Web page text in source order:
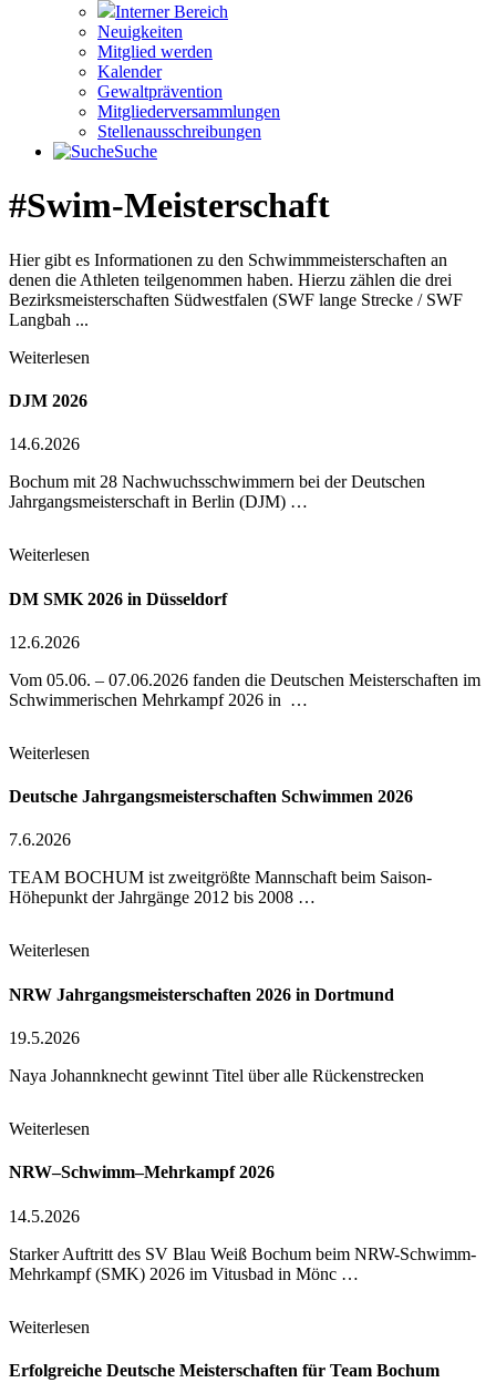
Interner Bereich
Neuigkeiten
Mitglied werden
Kalender
Gewaltprävention
Mitglieder­versammlungen
Stellen­aus­schrei­bungen
Suche
#Swim-Meister­schaft
Hier gibt es Informationen zu den Schwimmmeisterschaften an
denen die Athleten teilgenommen haben. Hierzu zählen die drei
Bezirksmeisterschaften Südwestfalen (SWF lange Strecke / SWF
Langbah ...
Weiterlesen
DJM 2026
14.6.2026
Bochum mit 28 Nachwuchsschwimmern bei der Deutschen
Jahrgangsmeisterschaft in Berlin (DJM) …
Weiterlesen
DM SMK 2026 in Düsseldorf
12.6.2026
Vom 05.06. – 07.06.2026 fanden die Deutschen Meisterschaften im
Schwimmerischen Mehrkampf 2026 in …
Weiterlesen
Deutsche Jahrgangsmeisterschaften Schwimmen 2026
7.6.2026
TEAM BOCHUM ist zweitgrößte Mannschaft beim Saison-
Höhepunkt der Jahrgänge 2012 bis 2008 …
Weiterlesen
NRW Jahrgangsmeisterschaften 2026 in Dortmund
19.5.2026
Naya Johannknecht gewinnt Titel über alle Rückenstrecken
Weiterlesen
NRW–Schwimm–Mehrkampf 2026
14.5.2026
Starker Auftritt des SV Blau Weiß Bochum beim NRW-Schwimm-
Mehrkampf (SMK) 2026 im Vitusbad in Mönc …
Weiterlesen
Erfolgreiche Deutsche Meisterschaften für Team Bochum